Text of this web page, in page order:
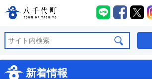
八千代町公式ホームページ
八千代町
八千
新着情報